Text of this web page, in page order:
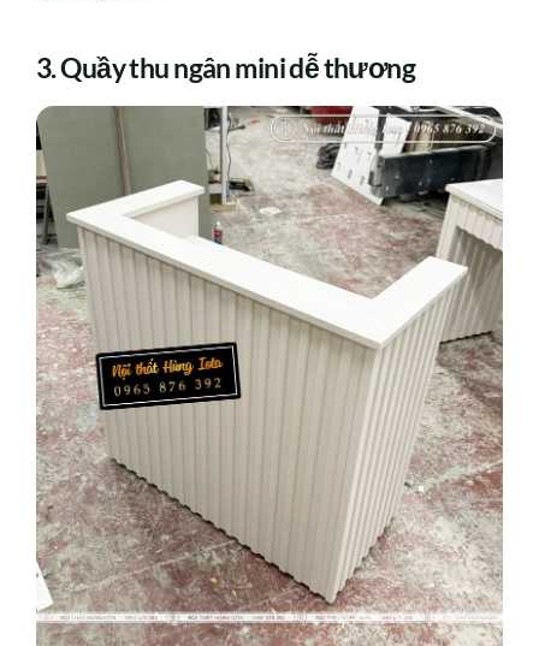
3. Quầy thu ngân mini dễ thương